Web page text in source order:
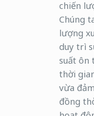
chiến
Chúng
lượng
duy trì
suất ôn
thời
vừa
đồng